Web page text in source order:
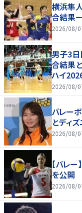
横浜隼
合結果
2026/08/
男子3日
合結果
ハイ
2026/08/
バレー
とディ
2026/08/
【バレ
を公開
2026/08/